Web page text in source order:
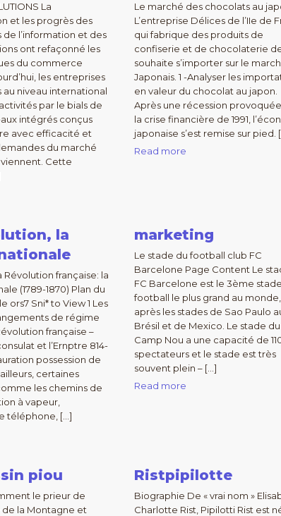
La
et les progrès des
l’information et des
ont refaçonné les
du commerce
les entreprises
niveau international
par le bials de
intégrés conçus
avec efficacité et
du marché
viennent. Cette
Le marché des chocolats au
L’entreprise Délices de l’IIe de
qui fabrique des produits de
confiserie et de chocolaterie
souhaite s’importer sur le
Japonais. 1 -Analyser les
en valeur du chocolat au japon.
Après une récession
la crise financière de 1991,
japonaise s’est remise sur pied.
Read more
la
Révolution française: la
(1789-1870) Plan du
ors7 Sni* to View 1 Les
de régime
française –
et l’Ernptre 814-
possession de
ailleurs, certaines
les chemins de
à vapeur,
téléphone, […]
marketing
Le stade du football club FC
Barcelone Page Content Le
FC Barcelone est le 3ème
football le plus grand au monde,
après les stades de Sao Paulo
Brésil et de Mexico. Le stade du
Camp Nou a une capacité de
spectateurs et le stade est très
souvent plein – […]
Read more
piou
le prieur de
la Montagne et
Ristpipilotte
Biographie De « vrai nom »
Charlotte Rist, Pipilotti Rist est